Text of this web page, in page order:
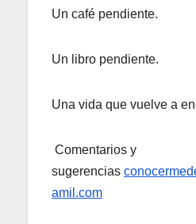
Un café pendiente.
Un libro pendiente.
Una vida que vuelve a
Comentarios y
sugerencias
amil.com